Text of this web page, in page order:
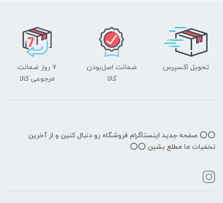
تحویل اکسپرس
ضمانت اصل‌بودن
کالا
7 روز ضمانت
مرجوعی کالا
⭕️⭕️ صفحه جدید اینستاگرام فروشگاه رو دنبال کنین و از آخرین
تخفیات ما مطلع بشین ⭕️⭕️